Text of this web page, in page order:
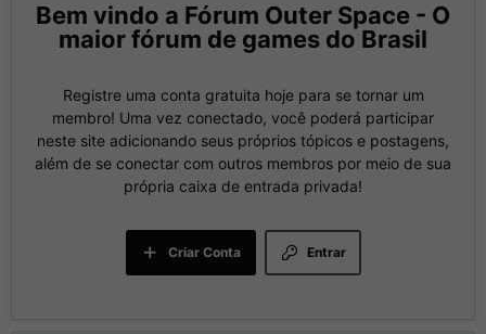
Fórum Outer Space - O
maior fórum de games do Brasil
Registre uma conta gratuita hoje para se tornar um
membro! Uma vez conectado, você poderá participar
neste site adicionando seus próprios tópicos e postagens,
além de se conectar com outros membros por meio de sua
própria caixa de entrada privada!
Entrar
Criar Conta